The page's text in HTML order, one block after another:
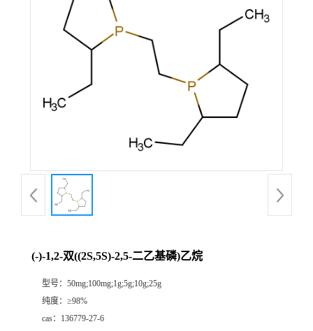
(-)-1,2-双((2S,5S)-2,5-二乙基磷)乙烷
型号： 50mg;100mg;1g;5g;10g;25g
纯度： ≥98%
cas： 136779-27-6